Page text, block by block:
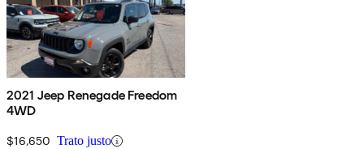
2021 Jeep Renegade Freedom
4WD
$16,650 Trato justo